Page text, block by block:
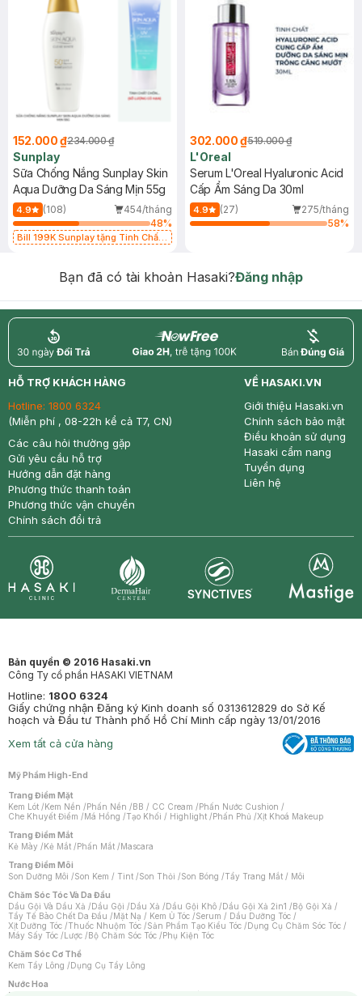
152.000 ₫234.000 ₫
Sunplay
Sữa Chống Nắng Sunplay Skin
Aqua Dưỡng Da Sáng Mịn 55g
4.9 (108)
454/tháng
48%
Bill 199K Sunplay tặng Tinh Chất
302.000 ₫519.000 ₫
L'Oreal
Serum L'Oreal Hyaluronic Acid
Cấp Ẩm Sáng Da 30ml
4.9 (27)
275/tháng
58%
Bạn đã có tài khoản Hasaki?Đăng nhập
return nowfree price
HỖ TRỢ KHÁCH HÀNG
Hotline: 1800 6324
(Miễn phí , 08-22h kể cả T7, CN)
Các câu hỏi thường gặp
Gửi yêu cầu hỗ trợ
Hướng dẫn đặt hàng
Phương thức thanh toán
Phương thức vận chuyển
Chính sách đổi trả
VỀ HASAKI.VN
Giới thiệu Hasaki.vn
Chính sách bảo mật
Điều khoản sử dụng
Hasaki cẩm nang
Tuyển dụng
Liên hệ
Bản quyền © 2016 Hasaki.vn
Công Ty cổ phần HASAKI VIETNAM
Hotline: 1800 6324
Giấy chứng nhận Đăng ký Kinh doanh số 0313612829 do Sở Kế
hoạch và Đầu tư Thành phố Hồ Chí Minh cấp ngày 13/01/2016
Xem tất cả cửa hàng
Mỹ Phẩm High-End
Trang Điểm Mặt
Kem Lót /Kem Nền /Phấn Nền /BB / CC Cream /Phấn Nước Cushion /
Che Khuyết Điểm /Má Hồng /Tạo Khối / Highlight /Phấn Phủ /Xịt Khoá Makeup
Trang Điểm Mắt
Kẻ Mày /Kẻ Mắt /Phấn Mắt /Mascara
Trang Điểm Môi
Son Dưỡng Môi /Son Kem / Tint /Son Thỏi /Son Bóng /Tẩy Trang Mắt / Môi
Chăm Sóc Tóc Và Da Đầu
Dầu Gội Và Dầu Xả /Dầu Gội /Dầu Xả /Dầu Gội Khô /Dầu Gội Xả 2in1 /Bộ Gội Xả /
Tẩy Tế Bào Chết Da Đầu /Mặt Nạ / Kem Ủ Tóc /Serum / Dầu Dưỡng Tóc /
Xịt Dưỡng Tóc /Thuốc Nhuộm Tóc /Sản Phẩm Tạo Kiểu Tóc /Dụng Cụ Chăm Sóc Tóc /
Máy Sấy Tóc /Lược /Bộ Chăm Sóc Tóc /Phụ Kiện Tóc
Chăm Sóc Cơ Thể
Kem Tẩy Lông /Dụng Cụ Tẩy Lông
Nước Hoa